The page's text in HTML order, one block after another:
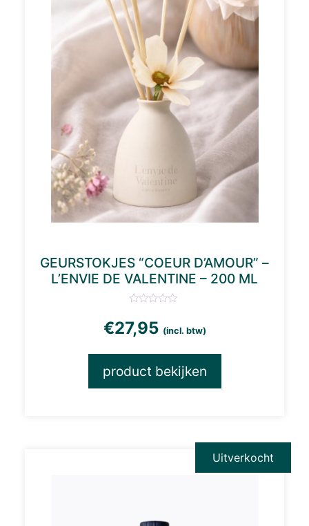
GEURSTOKJES “COEUR D’AMOUR” –
L’ENVIE DE VALENTINE – 200 ML
€27,95 (incl. btw)
product bekijken
Uitverkocht